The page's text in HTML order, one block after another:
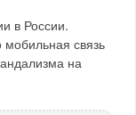
в России.
связь
на